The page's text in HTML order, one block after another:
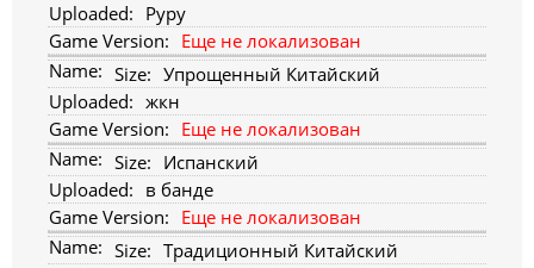
Руру
Еще не локализован
Упрощенный Китайский
жкн
Еще не локализован
Испанский
в банде
Еще не локализован
Традиционный Китайский